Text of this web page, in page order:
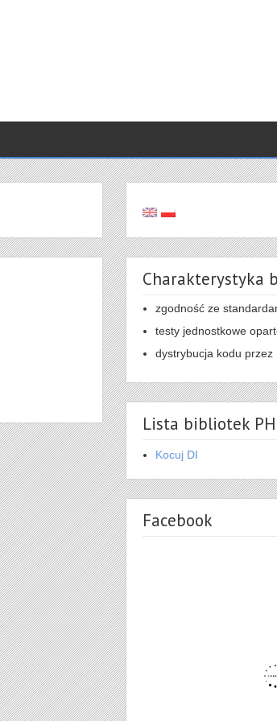
Charakterystyka
zgodność ze
testy jednostkowe
dystrybucja kodu przez
Lista bibliotek
Kocuj DI
Facebook